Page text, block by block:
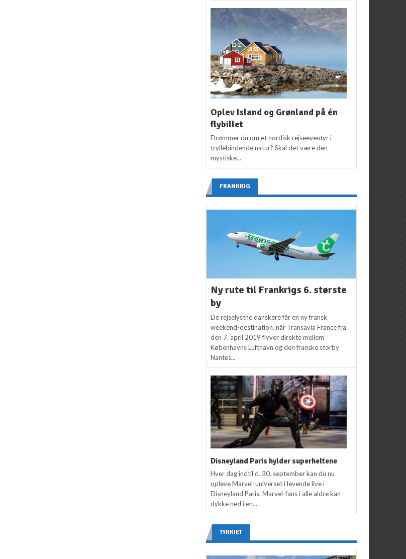
Oplev Island og Grønland på én
flybillet
Drømmer du om et nordisk rejseeventyr i
tryllebindende natur? Skal det være den
mystiske...
FRANKRIG
Ny rute til Frankrigs 6. største
by
De rejselystne danskere får en ny fransk
weekend-destination, når Transavia France fra
den 7. april 2019 flyver direkte mellem
Københavns Lufthavn og den franske storby
Nantes...
Disneyland Paris hylder superheltene
Hver dag indtil d. 30. september kan du nu
opleve Marvel-universet i levende live i
Disneyland Paris. Marvel-fans i alle aldre kan
dykke ned i en...
TYRKIET